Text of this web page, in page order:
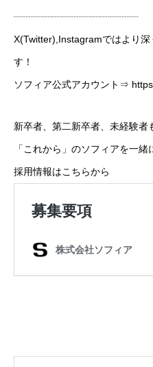
┈┈┈┈┈┈┈┈┈┈┈┈┈
X(Twitter),Instagramではより
す！
ソフィア公式アカウント⇒
新卒者、第二新卒者、未経験者
「これから」のソフィアを一
採用情報はこちらから